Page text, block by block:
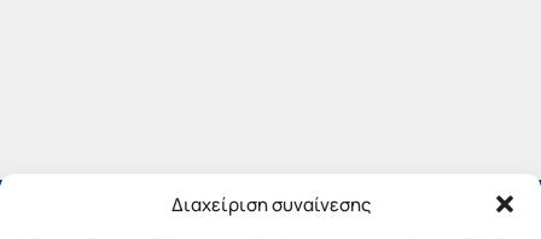
Διαχείριση συναίνεσης